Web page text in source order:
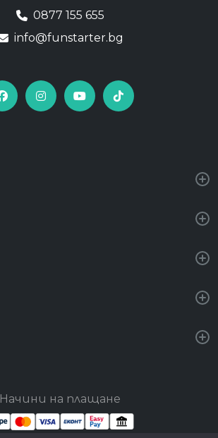
0877 155 655
info@funstarter.bg
Начини на плащане